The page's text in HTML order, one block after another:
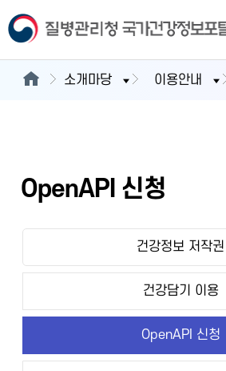
소개마당 이용안내
OpenAPI 신청
건강정보 저작권
건강담기 이용
OpenAPI 신청